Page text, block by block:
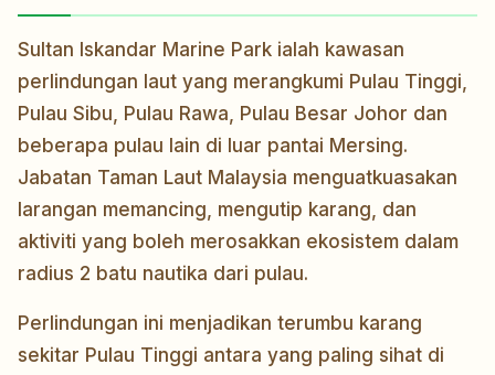
Sultan Iskandar Marine Park ialah kawasan
perlindungan laut yang merangkumi Pulau Tinggi,
Pulau Sibu, Pulau Rawa, Pulau Besar Johor dan
beberapa pulau lain di luar pantai Mersing.
Jabatan Taman Laut Malaysia menguatkuasakan
larangan memancing, mengutip karang, dan
aktiviti yang boleh merosakkan ekosistem dalam
radius 2 batu nautika dari pulau.
Perlindungan ini menjadikan terumbu karang
sekitar Pulau Tinggi antara yang paling sihat di